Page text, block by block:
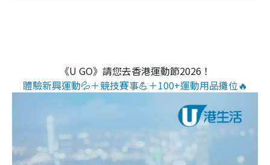
《U GO》請您去香港運動節2026！
體驗新興運動💦＋競技賽事💪＋100+運動用品攤位🔥